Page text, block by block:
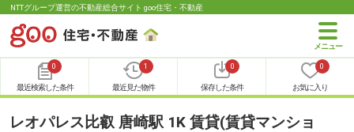
NTTグループ運営の不動産総合サイト goo住宅・不動産
0
最近検索した条件
1
最近見た物件
0
保存した条件
0
お気に入り
レオパレス比叡 唐崎駅 1K 賃貸(賃貸マンショ